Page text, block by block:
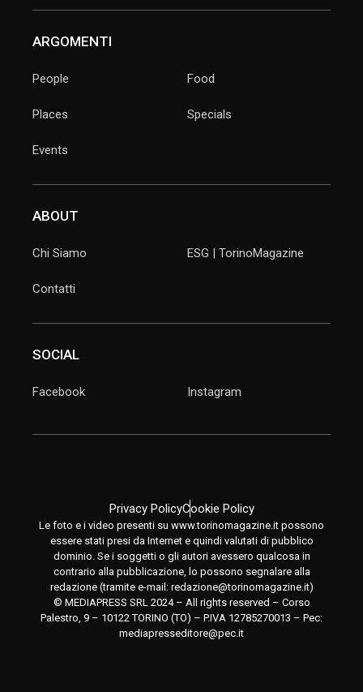
ARGOMENTI
People
Places
Events
Food
Specials
ABOUT
Chi Siamo
Contatti
ESG | TorinoMagazine
SOCIAL
Facebook Instagram
Privacy PolicyCookie Policy
Le foto e i video presenti su www.torinomagazine.it possono
essere stati presi da Internet e quindi valutati di pubblico
dominio. Se i soggetti o gli autori avessero qualcosa in
contrario alla pubblicazione, lo possono segnalare alla
redazione (tramite e-mail: redazione@torinomagazine.it)
© MEDIAPRESS SRL 2024 – All rights reserved – Corso
Palestro, 9 – 10122 TORINO (TO) – P.IVA 12785270013 – Pec:
mediapresseditore@pec.it